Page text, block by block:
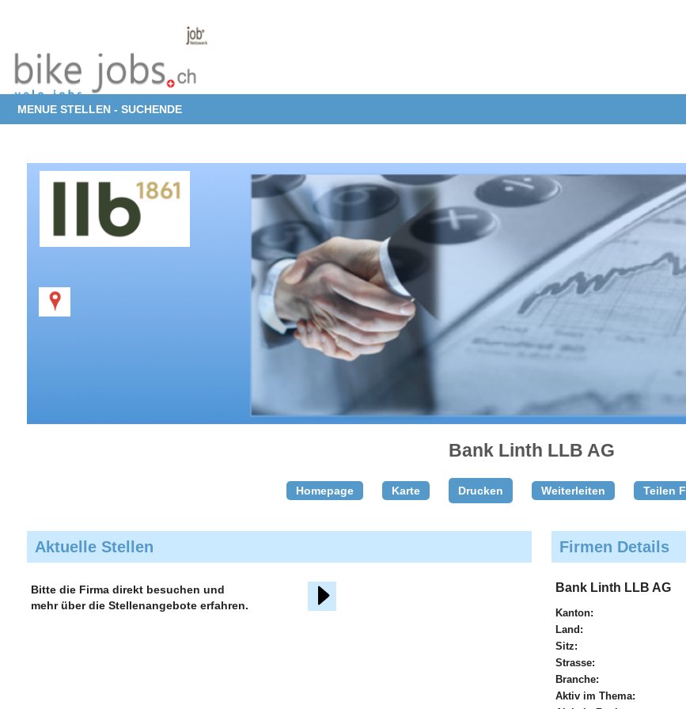
MENUE STELLEN - SUCHENDE
Bank Linth LLB AG
Homepage Karte Drucken Weiterleiten Teilen F
Aktuelle Stellen
Bitte die Firma direkt besuchen und
mehr über die Stellenangebote erfahren.
Firmen Details
Bank Linth LLB AG
Kanton:
Land:
Sitz:
Strasse:
Branche:
Aktiv im Thema: